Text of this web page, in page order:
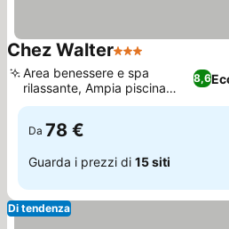
Chez Walter3 Stelle
8,6
Area benessere e spa
rilassante, Ampia piscina
esterna
Da 78 €
Guarda i prezzi di 15 siti
Di tendenza